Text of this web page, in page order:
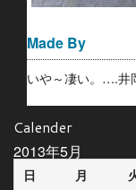
Made By
いや～凄い。
Calender
2013年5月
日 月